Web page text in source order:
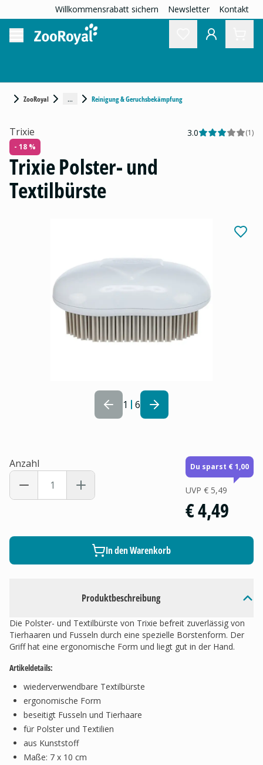
Willkommensrabatt sichern Newsletter Kontakt
ZooRoyal ... Reinigung & Geruchsbekämpfung
1 6
Produktbeschreibung
Die Polster- und Textilbürste von Trixie befreit zuverlässig von
Tierhaaren und Fusseln durch eine spezielle Borstenform. Der
Griff hat eine ergonomische Form und liegt gut in der Hand.
Artikeldetails:
wiederverwendbare Textilbürste
ergonomische Form
beseitigt Fusseln und Tierhaare
für Polster und Textilien
aus Kunststoff
Maße: 7 x 10 cm
Trixie 3.0 (1)
- 18 %
Trixie Polster- und
Textilbürste
Anzahl Du sparst € 1,00
UVP € 5,49
€ 4,49
In den Warenkorb